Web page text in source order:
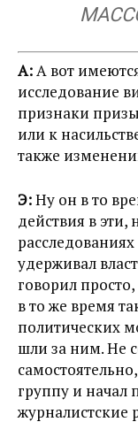
А:А вот
исследование
признаки
или к
также
Э:Ну он в то
действия в эти,
удерживал
говорил
в то же время
политических
шли за ним. Не
группу и начал
журналистские